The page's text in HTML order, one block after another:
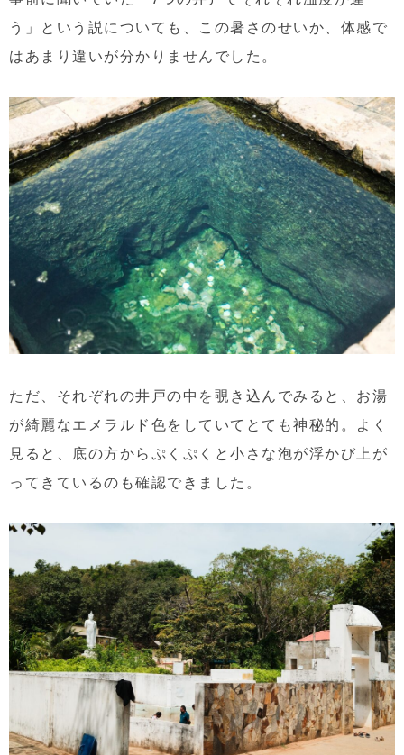
う」という説についても、この暑さのせいか、体感で
はあまり違いが分かりませんでした。
ただ、それぞれの井戸の中を覗き込んでみると、お湯
が綺麗なエメラルド色をしていてとても神秘的。よく
見ると、底の方からぷくぷくと小さな泡が浮かび上が
ってきているのも確認できました。